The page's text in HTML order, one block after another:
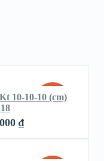
SALE!
10-10-10 (cm)
₫